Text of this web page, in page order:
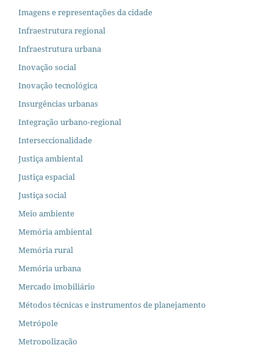
Imagens e representações da cidade
Infraestrutura regional
Infraestrutura urbana
Inovação social
Inovação tecnológica
Insurgências urbanas
Integração urbano-regional
Interseccionalidade
Justiça ambiental
Justiça espacial
Justiça social
Meio ambiente
Memória ambiental
Memória rural
Memória urbana
Mercado imobiliário
Métodos técnicas e instrumentos de planejamento
Metrópole
Metropolização